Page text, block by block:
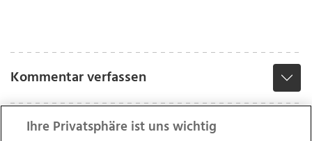
Kommentar verfassen
Ihre Privatsphäre ist uns wichtig